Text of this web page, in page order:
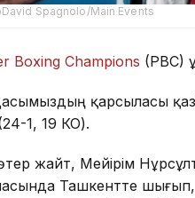
Spagnolo/Main Events
Boxing Champions (PBC)
қарсыласы
1, 19 КО).
жайт, Мейірім
Ташкентте шығып,